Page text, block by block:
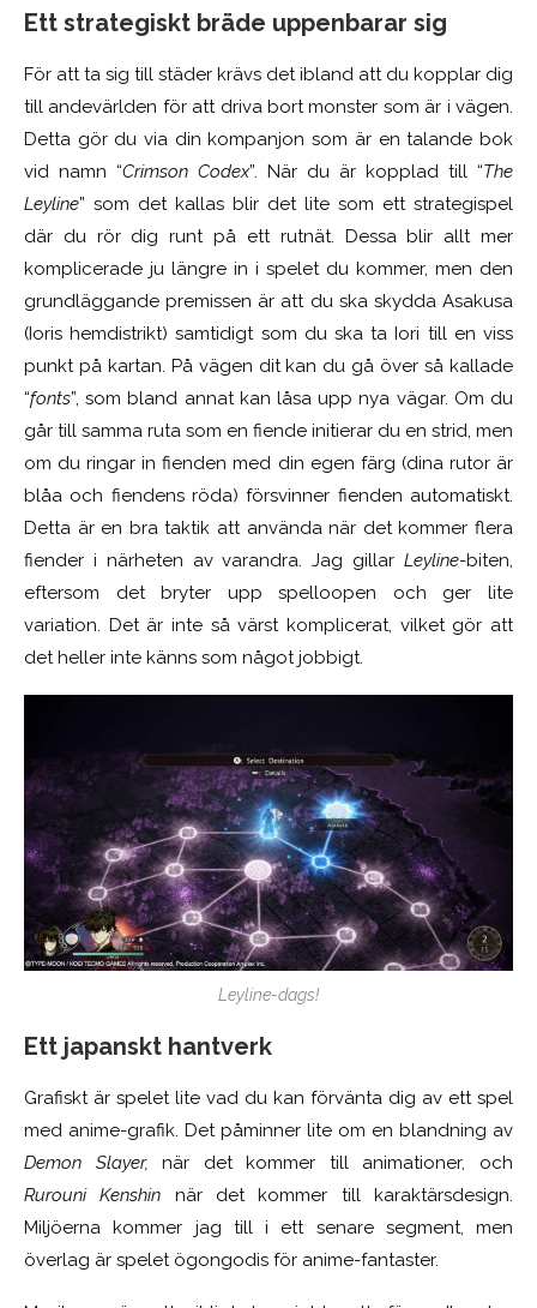
Ett strategiskt bräde uppenbarar sig
För att ta sig till städer krävs det ibland att du kopplar dig
till andevärlden för att driva bort monster som är i vägen.
Detta gör du via din kompanjon som är en talande bok
vid namn “Crimson Codex”. När du är kopplad till “The
Leyline” som det kallas blir det lite som ett strategispel
där du rör dig runt på ett rutnät. Dessa blir allt mer
komplicerade ju längre in i spelet du kommer, men den
grundläggande premissen är att du ska skydda Asakusa
(Ioris hemdistrikt) samtidigt som du ska ta Iori till en viss
punkt på kartan. På vägen dit kan du gå över så kallade
“fonts”, som bland annat kan låsa upp nya vägar. Om du
går till samma ruta som en fiende initierar du en strid, men
om du ringar in fienden med din egen färg (dina rutor är
blåa och fiendens röda) försvinner fienden automatiskt.
Detta är en bra taktik att använda när det kommer flera
fiender i närheten av varandra. Jag gillar Leyline-biten,
eftersom det bryter upp spelloopen och ger lite
variation. Det är inte så värst komplicerat, vilket gör att
det heller inte känns som något jobbigt.
Leyline-dags!
Ett japanskt hantverk
Grafiskt är spelet lite vad du kan förvänta dig av ett spel
med anime-grafik. Det påminner lite om en blandning av
Demon Slayer,när det kommer till animationer, och
Rurouni Kenshin när det kommer till karaktärsdesign.
Miljöerna kommer jag till i ett senare segment, men
överlag är spelet ögongodis för anime-fantaster.